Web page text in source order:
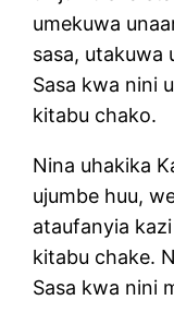
umekuwa
sasa, utakuwa
Sasa kwa nini
kitabu chako.
Nina uhakika
ujumbe huu,
ataufanyia
kitabu chake.
Sasa kwa nini